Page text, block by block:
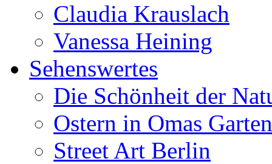
Claudia Krauslach
Vanessa Heining
Sehenswertes
Die Schönheit der
Ostern in Omas Garten
Street Art Berlin